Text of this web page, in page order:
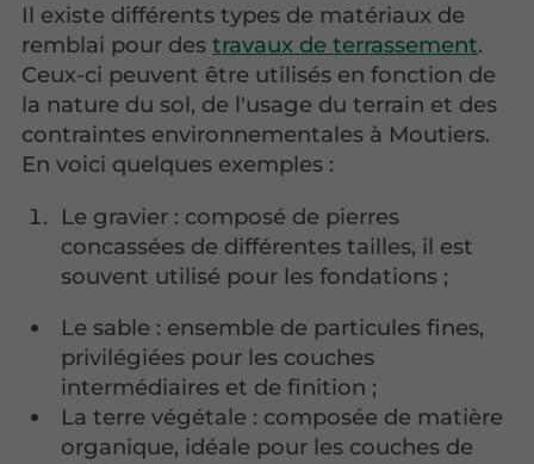
Il existe différents types de matériaux de
remblai pour destravaux de terrassement.
Ceux-ci peuvent être utilisés en fonction de
la nature du sol, de l'usage du terrain et des
contraintes environnementales à Moutiers.
En voici quelques exemples :
Le gravier : composé de pierres
concassées de différentes tailles, il est
souvent utilisé pour les fondations ;
Le sable : ensemble de particules fines,
privilégiées pour les couches
intermédiaires et de finition ;
La terre végétale : composée de matière
organique, idéale pour les couches de